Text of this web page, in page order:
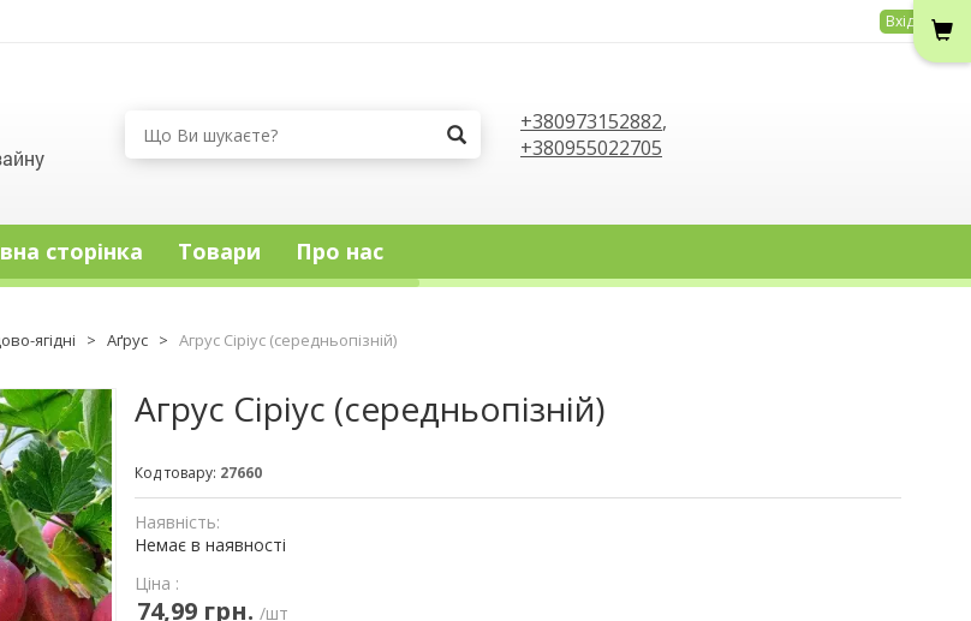
Вхід
+380973152882,
+380955022705
сторінка Товари Про нас
ягідні > Аґрус > Агрус Сіріус (середньопізній)
Агрус Сіріус (середньопізній)
Код товару: 27660
Наявність:
Немає в наявності
Ціна :
74,99 грн. /шт